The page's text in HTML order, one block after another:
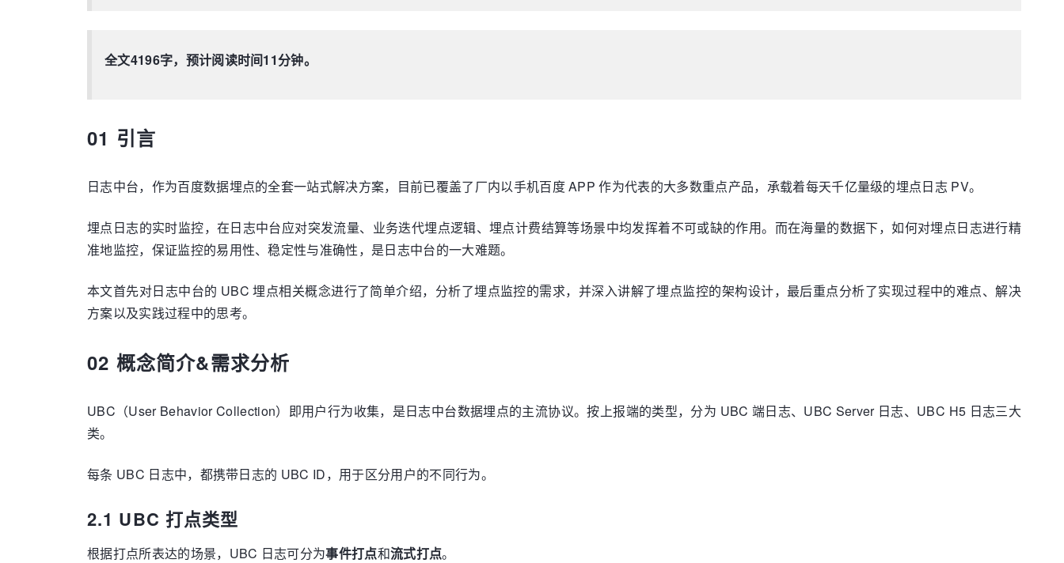
全文4196字，预计阅读时间11分钟。
01 引言
日志中台，作为百度数据埋点的全套一站式解决方案，目前已覆盖了厂内以手机百度 APP 作为代表的大多数重点产品，承载着每天千亿量级的埋点日志 PV。
埋点日志的实时监控，在日志中台应对突发流量、业务迭代埋点逻辑、埋点计费结算等场景中均发挥着不可或缺的作用。而在海量的数据下，如何对埋点日志进行精
准地监控，保证监控的易用性、稳定性与准确性，是日志中台的一大难题。
本文首先对日志中台的 UBC 埋点相关概念进行了简单介绍，分析了埋点监控的需求，并深入讲解了埋点监控的架构设计，最后重点分析了实现过程中的难点、解决
方案以及实践过程中的思考。
02 概念简介&需求分析
UBC（User Behavior Collection）即用户行为收集，是日志中台数据埋点的主流协议。按上报端的类型，分为 UBC 端日志、UBC Server 日志、UBC H5 日志三大
类。
每条 UBC 日志中，都携带日志的 UBC ID，用于区分用户的不同行为。
2.1 UBC 打点类型
根据打点所表达的场景，UBC 日志可分为事件打点和流式打点。